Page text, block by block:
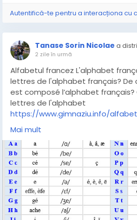
Autentifică-te pentru a interacționa cu
Tanase Sorin Nicolae a
2 zile în urmă
Alfabetul francez L'alphabet
lettres de l'alphabet français?
est composé l’alphabet français?
lettres de l'alphabet
https://www.gimnaziu.info/
numerele-1-10-zilele-saptamanii-
Mai mult